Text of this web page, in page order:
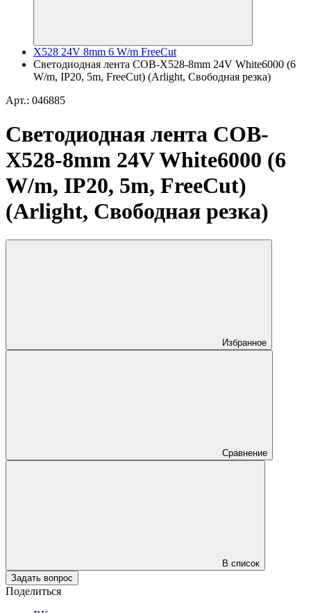
X528 24V 8mm 6 W/m FreeCut
Светодиодная лента COB-X528-8mm 24V White6000 (6
W/m, IP20, 5m, FreeCut) (Arlight, Свободная резка)
Арт.: 046885
Светодиодная лента COB-
X528-8mm 24V White6000 (6
W/m, IP20, 5m, FreeCut)
(Arlight, Свободная резка)
Избранное
Сравнение
В список
Задать вопрос
Поделиться